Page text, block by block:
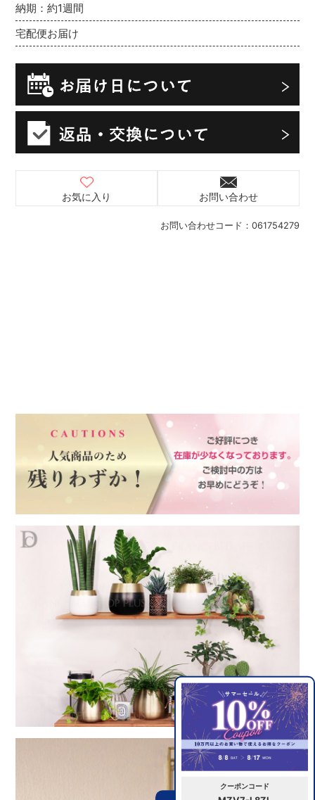
クーポンコード
お問い合わせコード： 061754279
納期：約1週間
宅配便お届け
お気に入り お問い合わせ